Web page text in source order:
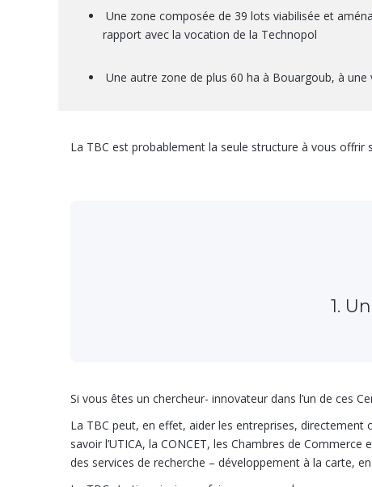
Une zone composée de 39 lots viabilisée et
rapport avec la vocation de la Technopol
Une autre zone de plus 60 ha à Bouargoub, à
La TBC est probablement la seule structure à vous offrir
1.
Si vous êtes un chercheur- innovateur dans l’un de ces
La TBC peut, en effet, aider les entreprises, directement
savoir l’UTICA, la CONCET, les Chambres de
des services de recherche – développement à la carte,